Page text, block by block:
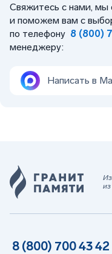
Свяжитесь с нами, мы
и поможем вам с
по телефону 8 (800)
менеджеру:
Написать в
8 (800) 700 43 42